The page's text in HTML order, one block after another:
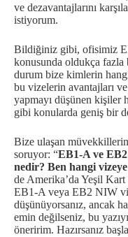
ve dezavantajlarını
istiyorum.
Bildiğiniz gibi, ofisimiz
konusunda oldukça fazla
durum bize kimlerin
bu vizelerin avantajları
yapmayı düşünen
gibi konularda geniş bir
Bize ulaşan
soruyor: “EB1-A ve
nedir? Ben hangi
de Amerika’da Yeşil
EB1-A veya EB2 NIW
düşünüyorsanız, ancak
emin değilseniz, bu
öneririm. Hazırsanız